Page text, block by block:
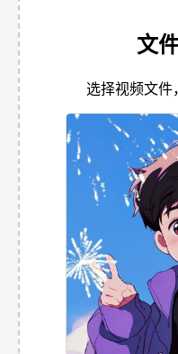
文
选择视频文件